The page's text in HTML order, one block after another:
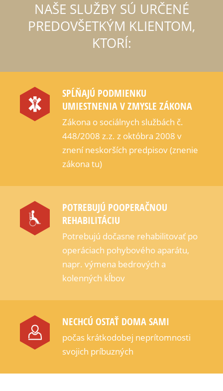
NAŠE SLUŽBY SÚ URČENÉ
PREDOVŠETKÝM KLIENTOM,
KTORÍ:
SPĹŇAJÚ PODMIENKU
UMIESTNENIA V ZMYSLE ZÁKONA
Zákona o sociálnych službách č.
448/2008 z.z. z októbra 2008 v
znení neskorších predpisov (znenie
zákona tu)
POTREBUJÚ POOPERAČNOU
REHABILITÁCIU
Potrebujú dočasne rehabilitovať po
operáciach pohybového aparátu,
napr. výmena bedrových a
kolenných kĺbov
NECHCÚ OSTAŤ DOMA SAMI
počas krátkodobej neprítomnosti
svojich príbuzných